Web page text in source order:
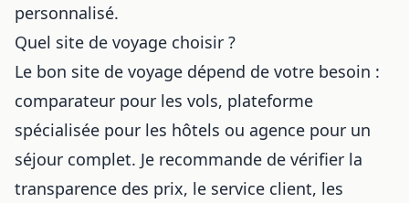
personnalisé.
Quel site de voyage choisir ?
Le bon site de voyage dépend de votre besoin :
comparateur pour les vols, plateforme
spécialisée pour les hôtels ou agence pour un
séjour complet. Je recommande de vérifier la
transparence des prix, le service client, les